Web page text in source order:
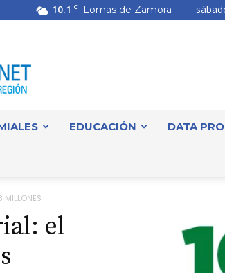
10.1 C Lomas de Zamora
EDUCACIÓN DATA
MILLONES
el